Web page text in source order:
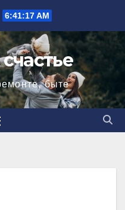
6:41:18 AM
быте